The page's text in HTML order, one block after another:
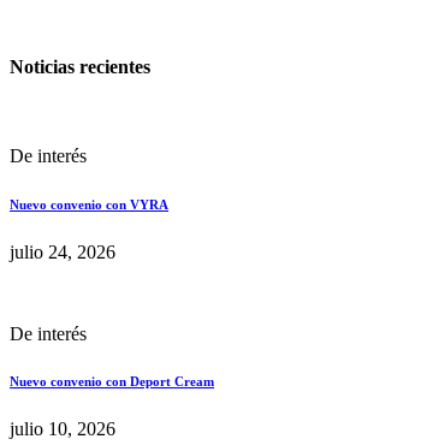
Noticias recientes
De interés
Nuevo convenio con VYRA
julio 24, 2026
De interés
Nuevo convenio con Deport Cream
julio 10, 2026